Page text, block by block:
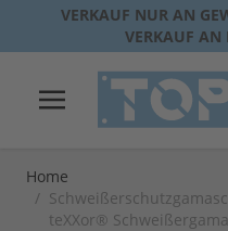
Direkt zum Inhalt
VERKAUF NUR AN
VERKAUF AN
Home
/
teXXor®